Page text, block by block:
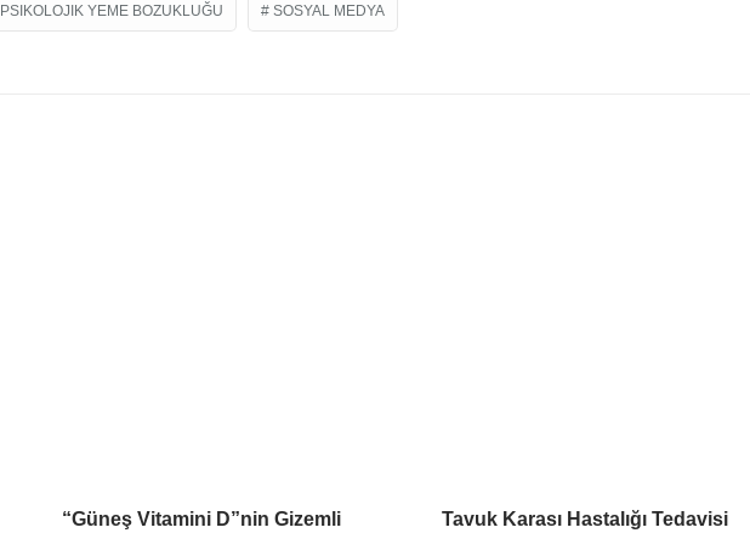
PSIKOLOJIK YEME BOZUKLUĞU SOSYAL MEDYA
“Güneş Vitamini D”nin Gizemli
Tavuk Karası Hastalığı Tedavisi